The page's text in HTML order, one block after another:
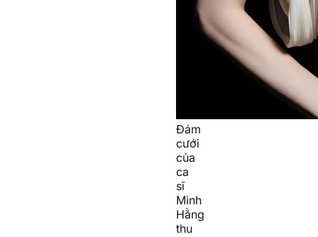
Đám
cưới
của
ca
sĩ
Minh
Hằng
thu